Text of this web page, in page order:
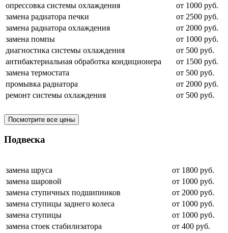
опрессовка системы охлаждения
от 1000 руб.
замена радиатора печки
от 2500 руб.
замена радиатора охлаждения
от 2000 руб.
замена помпы
от 1000 руб.
диагностика системы охлаждения
от 500 руб.
антибактериальная обработка кондиционера
от 1500 руб.
замена термостата
от 500 руб.
промывка радиатора
от 2000 руб.
ремонт системы охлаждения
от 500 руб.
Посмотрите все цены
Подвеска
замена шруса
от 1800 руб.
замена шаровой
от 1000 руб.
замена ступичных подшипников
от 2000 руб.
замена ступицы заднего колеса
от 1000 руб.
замена ступицы
от 1000 руб.
замена стоек стабилизатора
от 400 руб.